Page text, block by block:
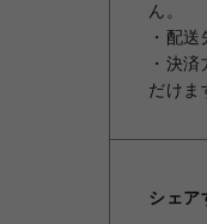
ん。
・配
・決
だけま
シェア